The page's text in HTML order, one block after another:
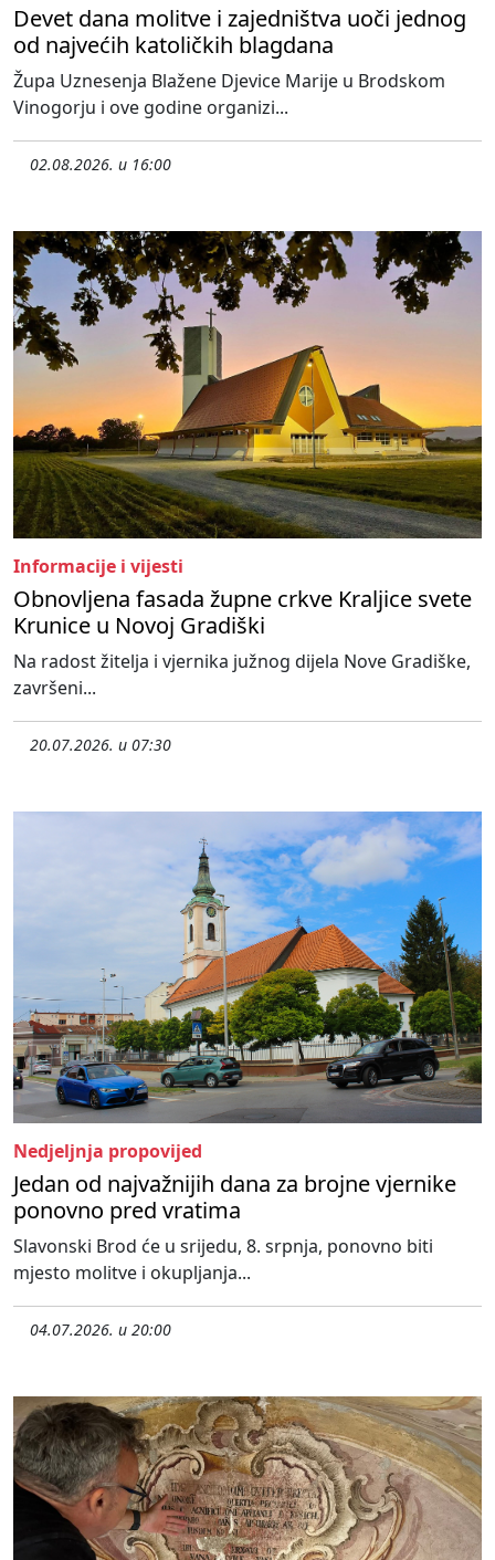
Devet dana molitve i zajedništva uoči jednog
od najvećih katoličkih blagdana
Župa Uznesenja Blažene Djevice Marije u Brodskom
Vinogorju i ove godine organizi...
02.08.2026. u 16:00
Informacije i vijesti
Obnovljena fasada župne crkve Kraljice svete
Krunice u Novoj Gradiški
Na radost žitelja i vjernika južnog dijela Nove Gradiške,
završeni...
20.07.2026. u 07:30
Nedjeljnja propovijed
Jedan od najvažnijih dana za brojne vjernike
ponovno pred vratima
Slavonski Brod će u srijedu, 8. srpnja, ponovno biti
mjesto molitve i okupljanja...
04.07.2026. u 20:00